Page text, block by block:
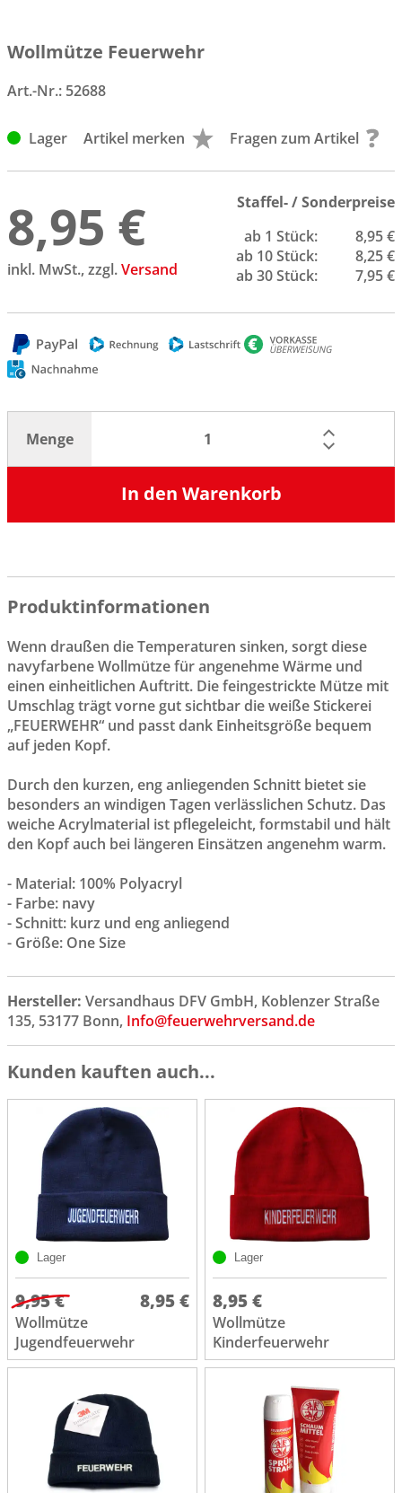
Wollmütze Feuerwehr
Art.-Nr.: 52688
Lager Artikel merken Fragen zum Artikel
8,95 €
inkl. MwSt., zzgl.Versand
Staffel- / Sonderpreise
ab 1 Stück:
8,95 €
ab 10 Stück:
8,25 €
ab 30 Stück:
7,95 €
Menge
In den Warenkorb
Produktinformationen
Wenn draußen die Temperaturen sinken, sorgt diese
navyfarbene Wollmütze für angenehme Wärme und
einen einheitlichen Auftritt. Die feingestrickte Mütze mit
Umschlag trägt vorne gut sichtbar die weiße Stickerei
„FEUERWEHR“ und passt dank Einheitsgröße bequem
auf jeden Kopf.
Durch den kurzen, eng anliegenden Schnitt bietet sie
besonders an windigen Tagen verlässlichen Schutz. Das
weiche Acrylmaterial ist pflegeleicht, formstabil und hält
den Kopf auch bei längeren Einsätzen angenehm warm.
- Material: 100% Polyacryl
- Farbe: navy
- Schnitt: kurz und eng anliegend
- Größe: One Size
Hersteller: Versandhaus DFV GmbH, Koblenzer Straße
135, 53177 Bonn, Info@feuerwehrversand.de
Kunden kauften auch...
Lager
9,95 € 8,95 €
Wollmütze
Jugendfeuerwehr
Lager
8,95 €
Wollmütze
Kinderfeuerwehr